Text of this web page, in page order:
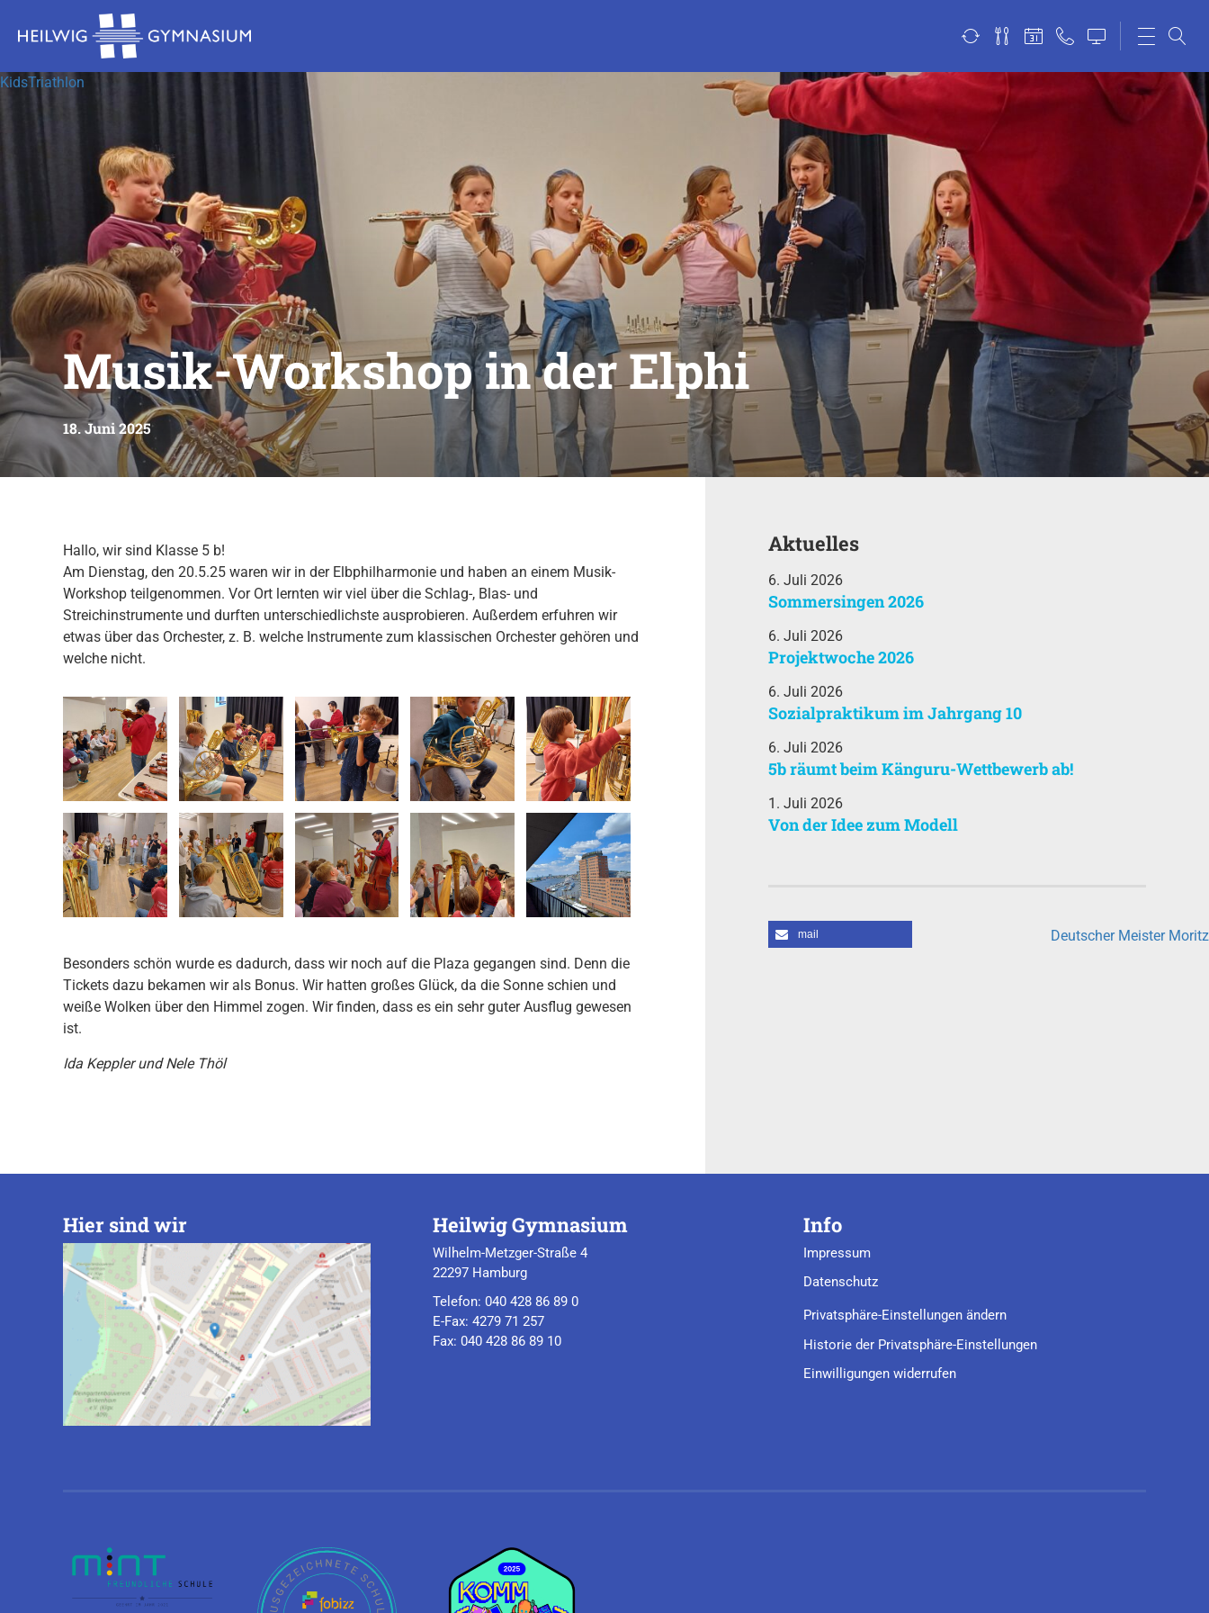
KidsTriathlon
Deutscher Meister Moritz
Musik-Workshop in der Elphi
18. Juni 2025
Hallo, wir sind Klasse 5 b!
Am Dienstag, den 20.5.25 waren wir in der Elbphilharmonie und haben an einem Musik-
Workshop teilgenommen. Vor Ort lernten wir viel über die Schlag-, Blas- und
Streichinstrumente und durften unterschiedlichste ausprobieren. Außerdem erfuhren wir
etwas über das Orchester, z. B. welche Instrumente zum klassischen Orchester gehören und
welche nicht.
Besonders schön wurde es dadurch, dass wir noch auf die Plaza gegangen sind. Denn die
Tickets dazu bekamen wir als Bonus. Wir hatten großes Glück, da die Sonne schien und
weiße Wolken über den Himmel zogen. Wir finden, dass es ein sehr guter Ausflug gewesen
ist.
Ida Keppler und Nele Thöl
Aktuelles
6. Juli 2026
Sommersingen 2026
6. Juli 2026
Projektwoche 2026
6. Juli 2026
Sozialpraktikum im Jahrgang 10
6. Juli 2026
5b räumt beim Känguru-Wettbewerb ab!
1. Juli 2026
Von der Idee zum Modell
mail
Hier sind wir Heilwig Gymnasium
Wilhelm-Metzger-Straße 4
22297 Hamburg
Telefon: 040 428 86 89 0
E-Fax: 4279 71 257
Fax: 040 428 86 89 10
Info
Impressum
Datenschutz
Privatsphäre-Einstellungen ändern
Historie der Privatsphäre-Einstellungen
Einwilligungen widerrufen